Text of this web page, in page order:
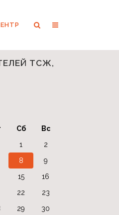
ТСЖ,
Сб Вс
1
2
8
9
15
16
22
23
29
30